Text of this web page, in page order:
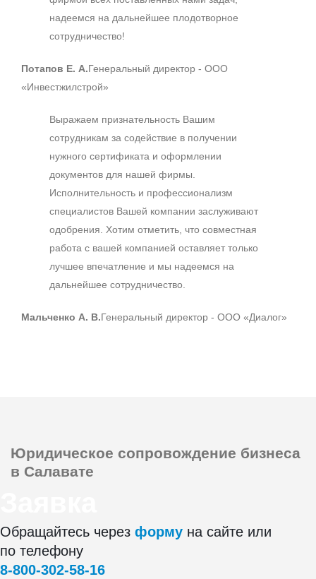
надеемся на дальнейшее плодотворное
сотрудничество!
Потапов Е. А.Генеральный директор - ООО
«Инвестжилстрой»
Выражаем признательность Вашим
сотрудникам за содействие в получении
нужного сертификата и оформлении
документов для нашей фирмы.
Исполнительность и профессионализм
специалистов Вашей компании заслуживают
одобрения. Хотим отметить, что совместная
работа с вашей компанией оставляет только
лучшее впечатление и мы надеемся на
дальнейшее сотрудничество.
Мальченко А. В.Генеральный директор - ООО «Диалог»
Юридическое сопровождение бизнеса
в Салавате
Обращайтесь через форму на сайте или
по телефону
8‑800‑302‑58‑16